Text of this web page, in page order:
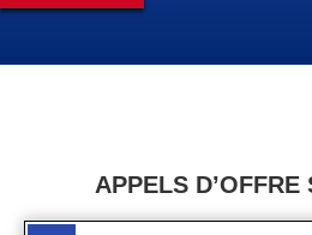
APPELS D’OFFRE